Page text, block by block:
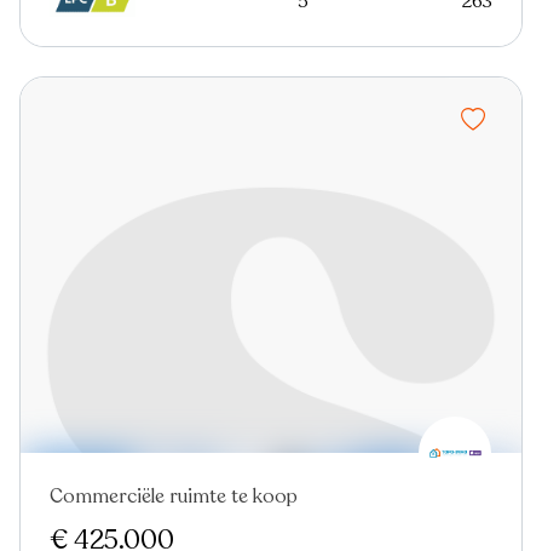
Commerciële ruimte te koop
€ 425.000